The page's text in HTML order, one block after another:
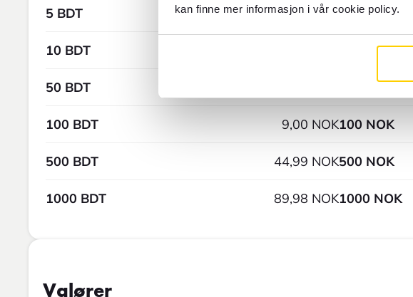
kan finne mer informasjon i vår cookie policy.
5 BDT 0,45 NOK
10 BDT
50 BDT
100 BDT 9,00 NOK
500 BDT 44,99 NOK
1000 BDT 89,98 NOK
5 NOK
10 NOK
50 NOK
100 NOK
500 NOK
1000 NOK
Valører